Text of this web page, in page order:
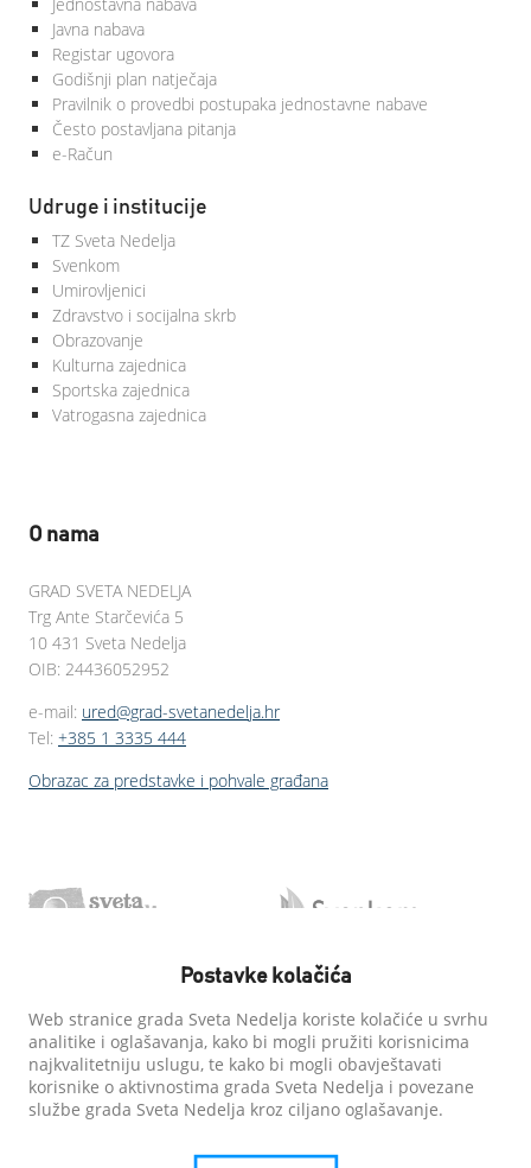
Javna nabava
Registar ugovora
Godišnji plan natječaja
Pravilnik o provedbi postupaka jednostavne nabave
Često postavljana pitanja
e-Račun
Udruge i institucije
TZ Sveta Nedelja
Svenkom
Umirovljenici
Zdravstvo i socijalna skrb
Obrazovanje
Kulturna zajednica
Sportska zajednica
Vatrogasna zajednica
O nama
GRAD SVETA NEDELJA
Trg Ante Starčevića 5
10 431 Sveta Nedelja
OIB: 24436052952
e-mail: ured@grad-svetanedelja.hr
Tel: +385 1 3335 444
Obrazac za predstavke i pohvale građana
Postavke kolačića
Web stranice grada Sveta Nedelja koriste kolačiće u svrhu
analitike i oglašavanja, kako bi mogli pružiti korisnicima
najkvalitetniju uslugu, te kako bi mogli obavještavati
korisnike o aktivnostima grada Sveta Nedelja i povezane
službe grada Sveta Nedelja kroz ciljano oglašavanje.